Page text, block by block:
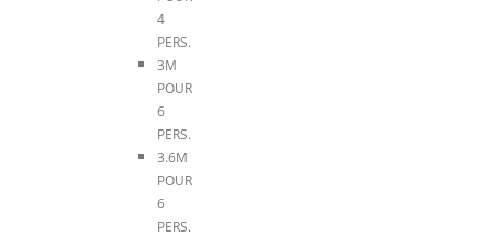
4
PERS.
3M
POUR
6
PERS.
3.6M
POUR
6
PERS.